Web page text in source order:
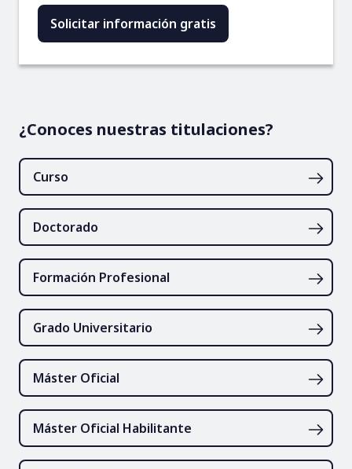
¿Conoces nuestras titulaciones?
Curso
Doctorado
Formación Profesional
Grado Universitario
Máster Oficial
Máster Oficial Habilitante